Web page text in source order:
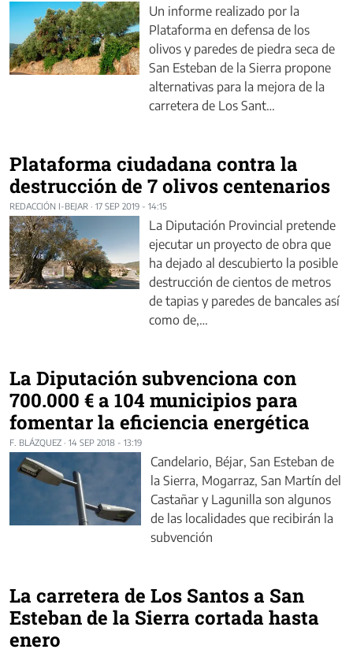
Un informe realizado por la
Plataforma en defensa de los
olivos y paredes de piedra seca de
San Esteban de la Sierra propone
alternativas para la mejora de la
carretera de Los Sant…
Plataforma ciudadana contra la
destrucción de 7 olivos centenarios
REDACCIÓN I-BEJAR · 17 SEP 2019 - 14:15
La Diputación Provincial pretende
ejecutar un proyecto de obra que
ha dejado al descubierto la posible
destrucción de cientos de metros
de tapias y paredes de bancales así
como de,…
La Diputación subvenciona con
700.000 € a 104 municipios para
fomentar la eficiencia energética
F. BLÁZQUEZ · 14 SEP 2018 - 13:19
Candelario, Béjar, San Esteban de
la Sierra, Mogarraz, San Martín del
Castañar y Lagunilla son algunos
de las localidades que recibirán la
subvención
La carretera de Los Santos a San
Esteban de la Sierra cortada hasta
enero